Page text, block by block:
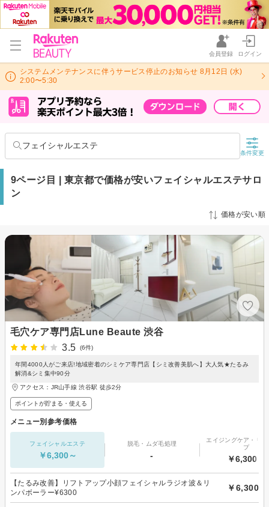
会員登録 ログイン
システムメンテナンスに伴うサービス停止のお知らせ 8月12日 (水)
2:00〜5:30
フェイシャルエステ
条件変更
9ページ目 | 東京都で価格が安いフェイシャルエステサロ
ン
価格が安い順
毛穴ケア専門店Lune Beaute 渋谷
3.5
(6件)
年間4000人がご来店!地域密着のシミケア専門店【シミ改善美肌へ】大人気★たるみ
解消&シミ集中90分
アクセス：JR山手線 渋谷駅 徒歩2分
ポイントが貯まる・使える
メニュー別参考価格
フェイシャルエステ
￥6,300～
脱毛・ムダ毛処理
-
エイジングケア・リ
プ
￥6,300～
【たるみ改善】リフトアップ小顔フェイシャルラジオ波＆リ
ンパボーラー¥6300
￥6,300